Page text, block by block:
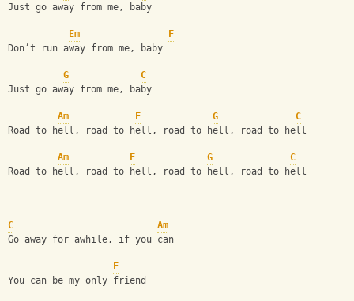
Just go away from me, baby
Em
F
Don’t run away from me, baby
G
C
Just go away from me, baby
Am F G
C
Road to hell, road to hell, road to hell, road to hell
Am F G
C
Road to hell, road to hell, road to hell, road to hell
C
Am
Go away for awhile, if you can
F
You can be my only friend